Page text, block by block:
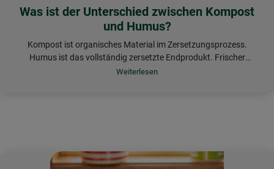
Was ist der Unterschied zwischen Kompost
und Humus?
Kompost ist organisches Material im Zersetzungsprozess.
Humus ist das vollständig zersetzte Endprodukt. Frischer
Kompost gibt schnell Nährstoffe an Pflanzen ab, während